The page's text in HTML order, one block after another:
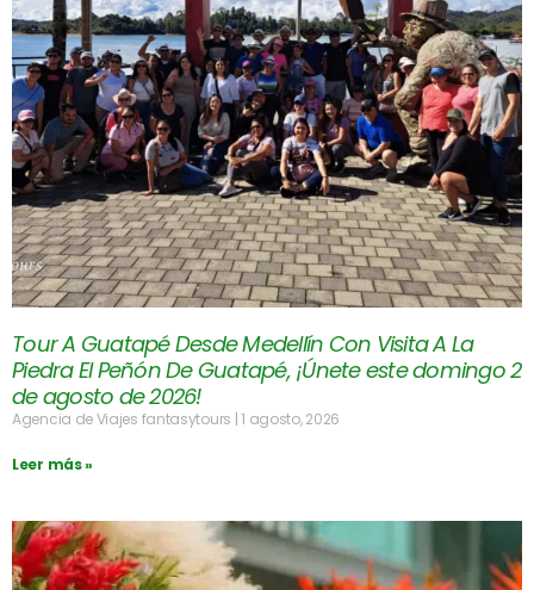
Tour A Guatapé Desde Medellín Con Visita A La
Piedra El Peñón De Guatapé, ¡Únete este domingo 2
de agosto de 2026!
Agencia de Viajes fantasytours 1 agosto, 2026
Leer más »